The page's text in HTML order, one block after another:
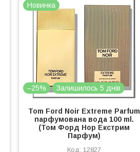
Новинка
–25% Залишилось 5 днів
Tom Ford Noir Extreme Parfum
парфумована вода 100 ml.
(Том Форд Нор Екстрим
Парфум)
12827